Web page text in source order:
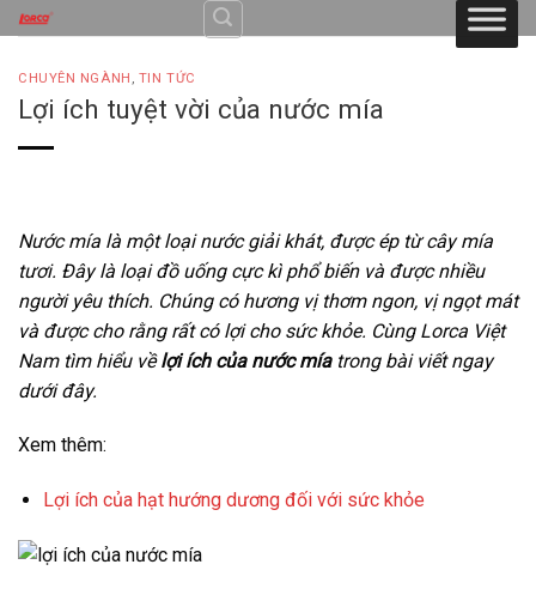
Skip
to
content
CHUYÊN NGÀNH , TIN TỨC
Lợi ích tuyệt vời của nước mía
Nước mía là một loại nước giải khát, được ép từ cây mía
tươi. Đây là loại đồ uống cực kì phổ biến và được nhiều
người yêu thích. Chúng có hương vị thơm ngon, vị ngọt mát
và được cho rằng rất có lợi cho sức khỏe. Cùng Lorca Việt
Nam tìm hiểu vềlợi ích của nước míatrong bài viết ngay
dưới đây.
Xem thêm:
Lợi ích của hạt hướng dương đối với sức khỏe